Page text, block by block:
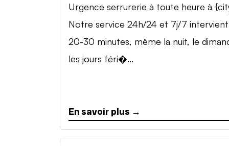
Urgence serrurerie à toute heure à
Notre service 24h/24 et 7j/7
20-30 minutes, même la nuit, le
les jours féri�...
En savoir plus →